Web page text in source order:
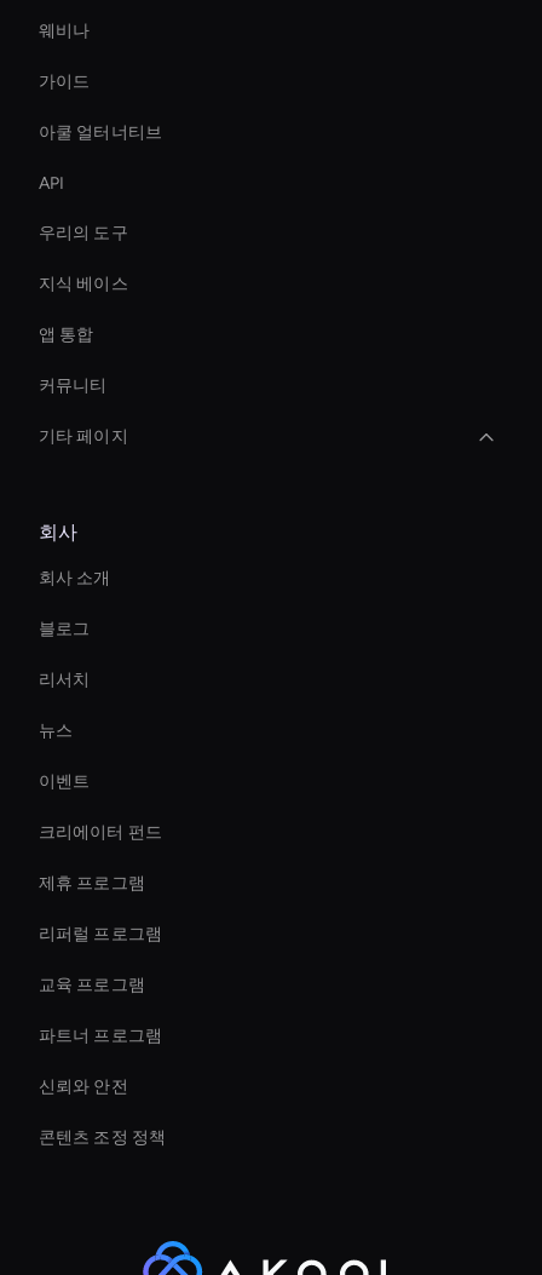
웨비나
가이드
아쿨 얼터너티브
API
우리의 도구
지식 베이스
앱 통합
커뮤니티
기타 페이지
AI 비디오 밈 생성기
AI 비디오 광고 크리에이터
인터랙티브 아바타 AI 솔루션
Interactive Hologram
Live Cam Ai Avatar
AI 비디오 배경 리무버
Personalized Ai Avatar For Online Learning
회사
회사 소개
블로그
리서치
뉴스
이벤트
크리에이터 펀드
제휴 프로그램
리퍼럴 프로그램
교육 프로그램
파트너 프로그램
신뢰와 안전
콘텐츠 조정 정책